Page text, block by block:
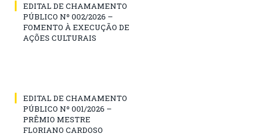
EDITAL DE CHAMAMENTO
PÚBLICO Nº 002/2026 –
FOMENTO À EXECUÇÃO DE
AÇÕES CULTURAIS
EDITAL DE CHAMAMENTO
PÚBLICO Nº 001/2026 –
PRÊMIO MESTRE
FLORIANO CARDOSO